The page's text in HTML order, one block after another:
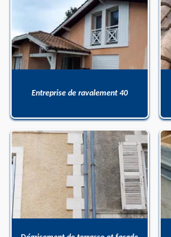
Entreprise de ravalement 40